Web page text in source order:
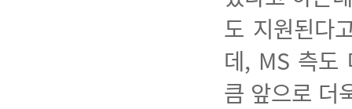
도 지원된다
데, MS 측도
큼 앞으로 더